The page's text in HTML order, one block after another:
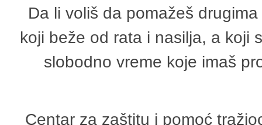
Da li voliš da pomažeš
koji beže od rata i nasilja, a koji
slobodno vreme koje imaš
Centar za zaštitu i pomoć